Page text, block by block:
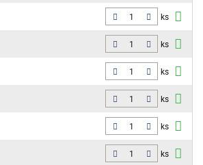
ks
ks
ks
ks
ks
ks